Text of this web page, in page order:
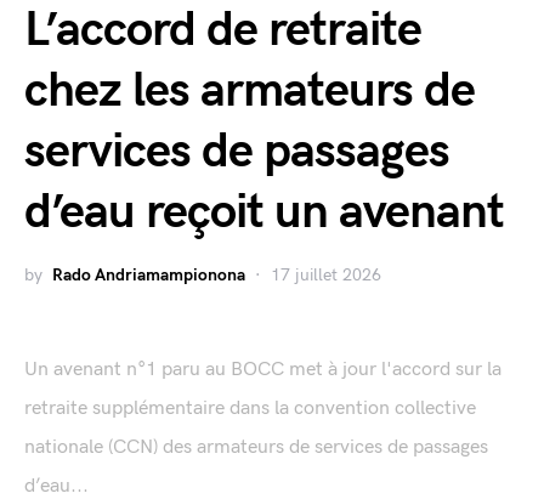
L’accord de retraite
chez les armateurs de
services de passages
d’eau reçoit un avenant
by Rado Andriamampionona 17 juillet 2026
Un avenant n°1 paru au BOCC met à jour l'accord sur la
retraite supplémentaire dans la convention collective
nationale (CCN) des armateurs de services de passages
d’eau...